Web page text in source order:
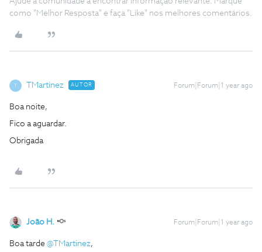
como "Melhor Resposta" e faça "Like" nos melhores comentários.
T TMartinez AUTOR Forum|Forum|1 year ago
Boa noite,
Fico a aguardar.
Obrigada
João H. Forum|Forum|1 year ago
Boa tarde ​ @TMartinez,